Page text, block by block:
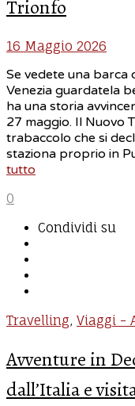
Trionfo
16 Maggio 2026
Se vedete una barca
Venezia guardatela
ha una storia
27 maggio. Il Nuovo
trabaccolo che si
staziona proprio in
tutto
0
Condividi su
Travelling, Viaggi -
Avventure in
dall’Italia e